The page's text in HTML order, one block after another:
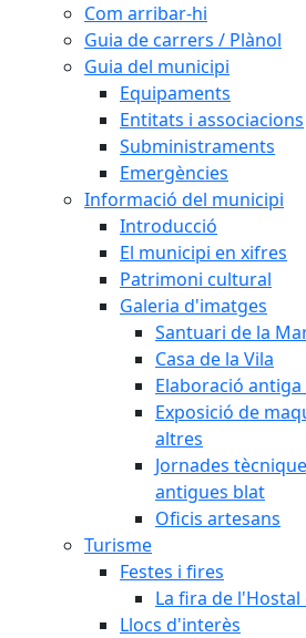
Com arribar-hi
Guia de carrers / Plànol
Guia del municipi
Equipaments
Entitats i associacions
Subministraments
Emergències
Informació del municipi
Introducció
El municipi en xifres
Patrimoni cultural
Galeria d'imatges
Santuari de la
Casa de la Vila
Elaboració
Exposició de
altres
Jornades
antigues blat
Oficis artesans
Turisme
Festes i fires
La fira de l'Hostal
Llocs d'interès